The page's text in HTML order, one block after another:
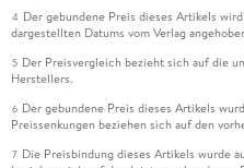
4 Der gebundene Preis dieses Artikels
dargestellten Datums vom Verlag
5 Der Preisvergleich bezieht sich auf die
Herstellers.
6 Der gebundene Preis dieses Artikels
Preissenkungen beziehen sich auf den
7 Die Preisbindung dieses Artikels wurde